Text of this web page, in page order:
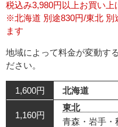
税込み3,980円以上お買い上
※北海道 別途830円/東北 別
ます
地域によって料金が変動す
ださい。
1,600円 北海道
1,160円
東北
青森・岩手・